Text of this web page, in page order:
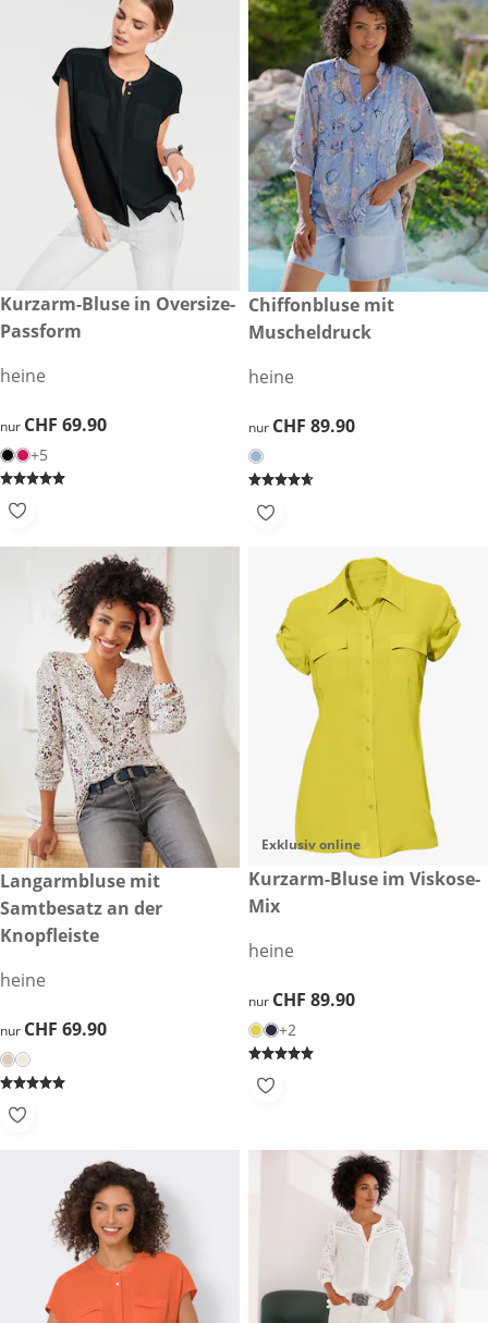
CHF 69.90
Kurzarm-Bluse in Oversize-
Passform
heine
CHF 69.90
nur CHF 69.90
+5
CHF 89.90
Chiffonbluse mit
Muscheldruck
heine
CHF 89.90
nur CHF 89.90
CHF 69.90
Langarmbluse mit
Samtbesatz an der
Knopfleiste
heine
CHF 69.90
nur CHF 69.90
Exklusiv online
CHF 89.90
Kurzarm-Bluse im Viskose-
Mix
heine
CHF 89.90
nur CHF 89.90
+2